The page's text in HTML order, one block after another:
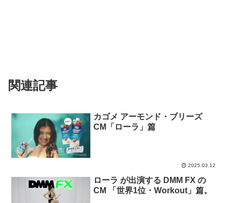
関連記事
カゴメ アーモンド・ブリーズ
CM「ローラ」篇
2025.03.12
ローラ が出演する DMM FX の
CM 「世界1位・Workout」篇。